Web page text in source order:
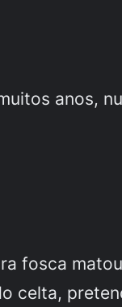
anos,
fosca
celta,